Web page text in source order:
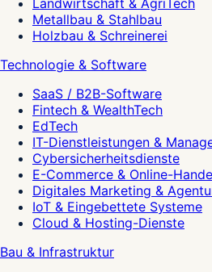
Landwirtschaft & AgriTech
Metallbau & Stahlbau
Holzbau & Schreinerei
Technologie & Software
SaaS / B2B-Software
Fintech & WealthTech
EdTech
IT-Dienstleistungen &
Cybersicherheitsdienste
E-Commerce & Online-
Digitales Marketing &
IoT & Eingebettete Systeme
Cloud & Hosting-Dienste
Bau & Infrastruktur